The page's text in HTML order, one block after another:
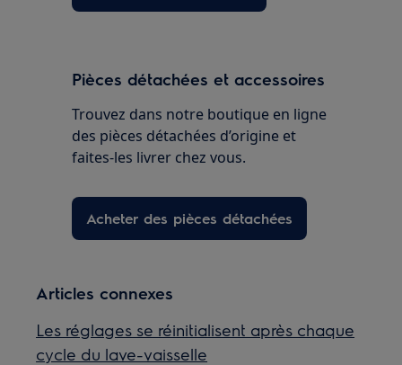
Pièces détachées et accessoires
Trouvez dans notre boutique en ligne
des pièces détachées d’origine et
faites-les livrer chez vous.
Acheter des pièces détachées
Articles connexes
Les réglages se réinitialisent après chaque
cycle du lave-vaisselle